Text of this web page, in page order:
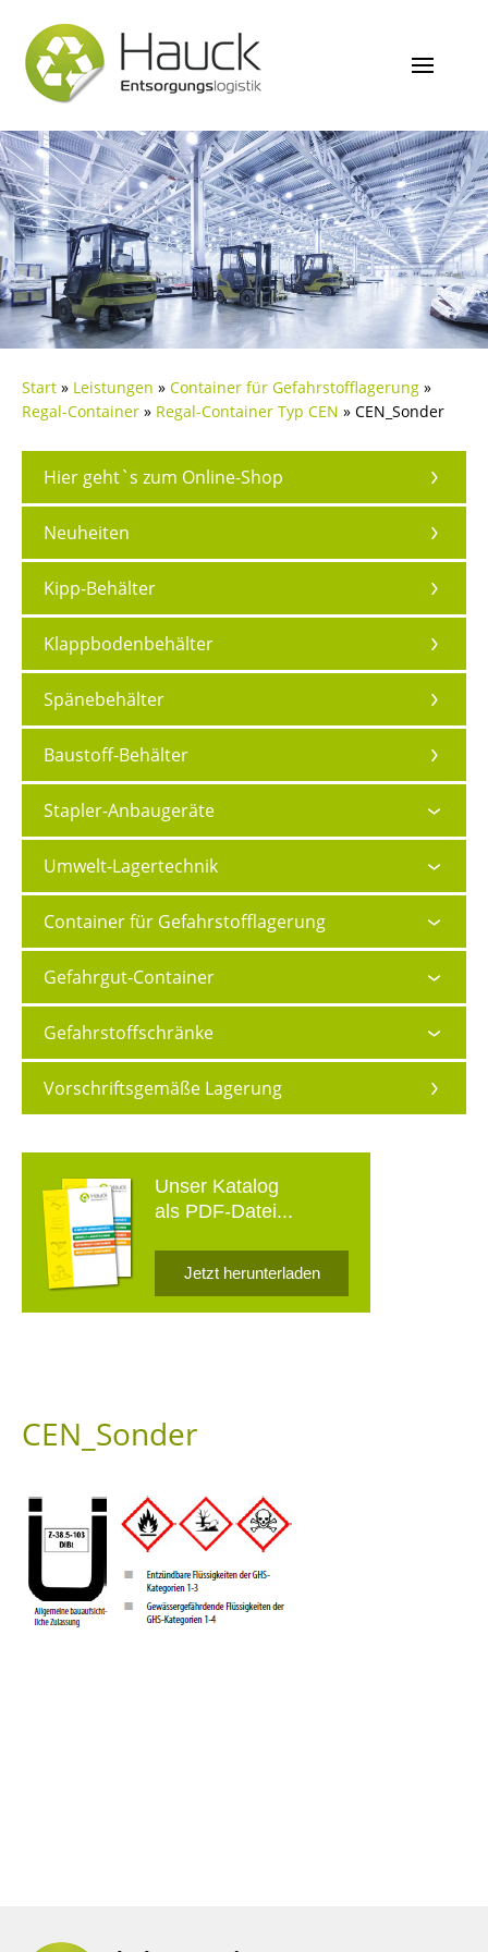
Start » Leistungen » Container für Gefahrstofflagerung »
Regal-Container » Regal-Container Typ CEN » CEN_Sonder
Hier geht`s zum Online-Shop
Neuheiten
Kipp-Behälter
Klappbodenbehälter
Spänebehälter
Baustoff-Behälter
Stapler-Anbaugeräte
Umwelt-Lagertechnik
Container für Gefahrstofflagerung
Gefahrgut-Container
Gefahrstoffschränke
Vorschriftsgemäße Lagerung
Unser Katalog
als PDF-Datei...
Jetzt herunterladen
CEN_Sonder